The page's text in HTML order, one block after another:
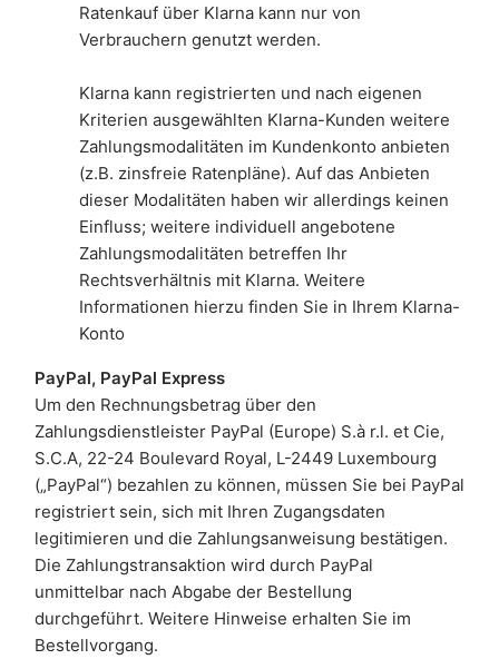
Ratenkauf über Klarna kann nur von
Verbrauchern genutzt werden.
Klarna kann registrierten und nach eigenen
Kriterien ausgewählten Klarna-Kunden weitere
Zahlungsmodalitäten im Kundenkonto anbieten
(z.B. zinsfreie Ratenpläne). Auf das Anbieten
dieser Modalitäten haben wir allerdings keinen
Einfluss; weitere individuell angebotene
Zahlungsmodalitäten betreffen Ihr
Rechtsverhältnis mit Klarna. Weitere
Informationen hierzu finden Sie in Ihrem Klarna-
Konto
PayPal, PayPal Express
Um den Rechnungsbetrag über den
Zahlungsdienstleister PayPal (Europe) S.à r.l. et Cie,
S.C.A, 22-24 Boulevard Royal, L-2449 Luxembourg
(„PayPal“) bezahlen zu können, müssen Sie bei PayPal
registriert sein, sich mit Ihren Zugangsdaten
legitimieren und die Zahlungsanweisung bestätigen.
Die Zahlungstransaktion wird durch PayPal
unmittelbar nach Abgabe der Bestellung
durchgeführt. Weitere Hinweise erhalten Sie im
Bestellvorgang.